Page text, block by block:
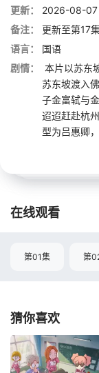
更新：
2026-08-07
备注：
更新至第17
语言：
国语
剧情：
本片以苏东
苏东坡渡入
子金富轼与
迢迢赶赴杭
型为吕惠卿
在线观看
第01集 第
猜你喜欢